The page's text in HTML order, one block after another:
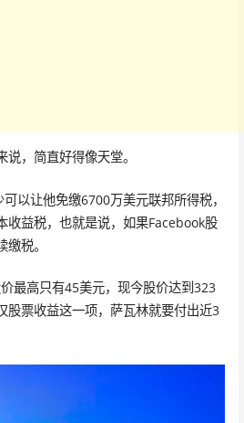
，简直好得像天堂。
以让他免缴6700万美元联邦所得税，
收益税，也就是说，如果Facebook股
税。
最高只有45美元，现今股价达到323
股票收益这一项，萨瓦林就要付出近3